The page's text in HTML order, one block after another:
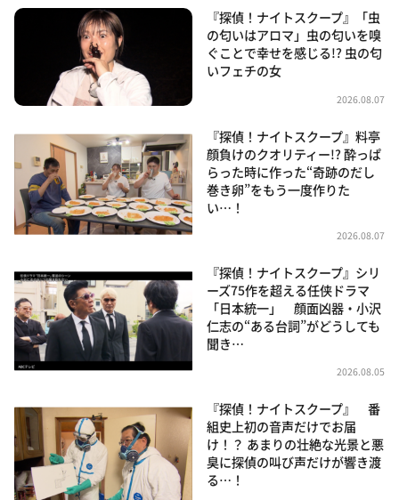
『探偵！ナイトスクープ』「虫
の匂いはアロマ」虫の匂いを嗅
ぐことで幸せを感じる!? 虫の匂
いフェチの女
2026.08.07
『探偵！ナイトスクープ』料亭
顔負けのクオリティー!? 酔っぱ
らった時に作った“奇跡のだし
巻き卵”をもう一度作りた
い…！
2026.08.07
『探偵！ナイトスクープ』シリ
ーズ75作を超える任侠ドラマ
「日本統一」 顔面凶器・小沢
仁志の“ある台詞”がどうしても
聞き…
2026.08.05
『探偵！ナイトスクープ』 番
組史上初の音声だけでお届
け！？ あまりの壮絶な光景と悪
臭に探偵の叫び声だけが響き渡
る…！